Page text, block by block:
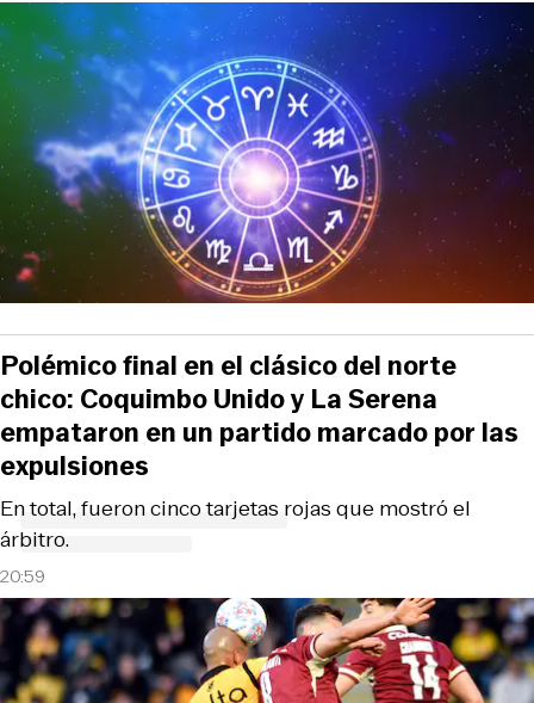
20:59
En total, fueron cinco tarjetas rojas que mostró el
árbitro.
Polémico final en el clásico del norte
chico: Coquimbo Unido y La Serena
empataron en un partido marcado por las
expulsiones